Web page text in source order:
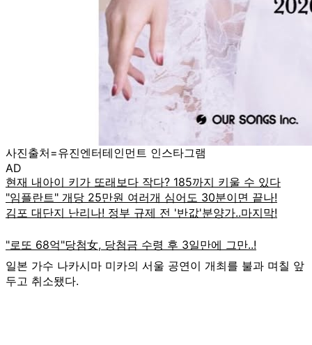
사진출처=유진엔터테인먼트 인스타그램
AD
일본 가수 나카시마 미카의 서울 공연이 개최를 불과 며칠 앞
두고 취소됐다.